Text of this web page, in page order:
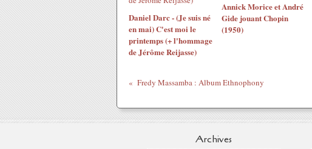
Daniel Darc - (Je suis né
en mai) C'est moi le
printemps (+ l'hommage
de Jérôme Reijasse)
Annick Morice et André
Gide jouant Chopin
(1950)
Fredy Massamba : Album Ethnophony
Archives